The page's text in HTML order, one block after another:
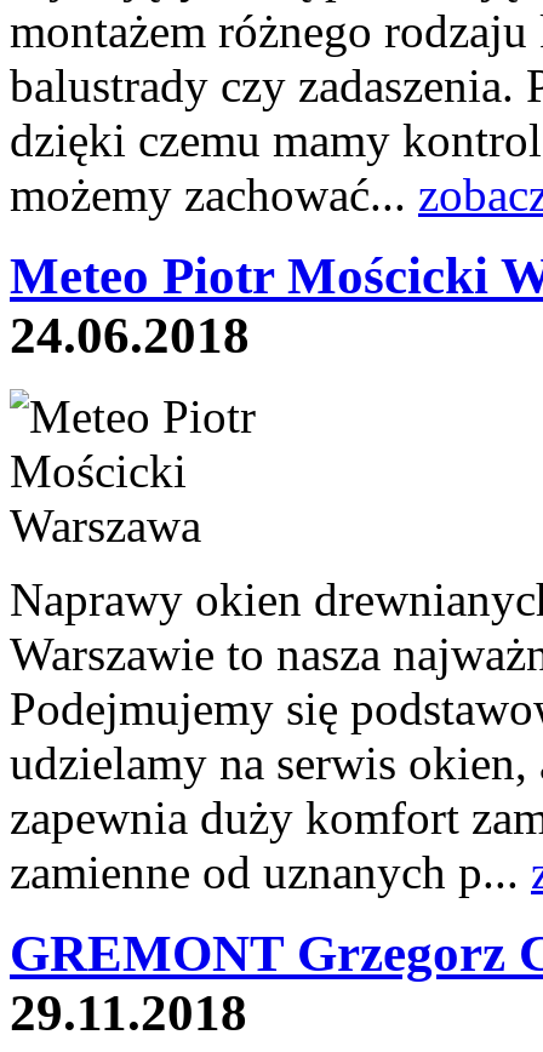
montażem różnego
balustrady czy zadaszenia.
dzięki czemu mamy
możemy zachować...
Meteo Piotr Mościcki
24.06.2018
Naprawy okien
Warszawie to nasza
Podejmujemy się
udzielamy na serwis
zapewnia duży komfort
zamienne od uznanych p...
GREMONT Grzegorz
29.11.2018